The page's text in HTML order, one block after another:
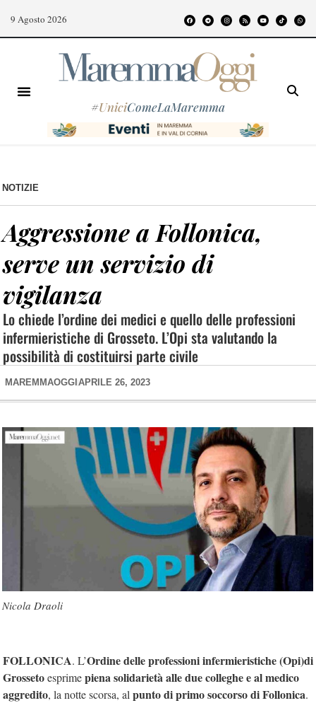
9 Agosto 2026
#UniciComeLaMaremma
NOTIZIE
Aggressione a Follonica,
serve un servizio di
vigilanza
Lo chiede l’ordine dei medici e quello delle professioni
infermieristiche di Grosseto. L’Opi sta valutando la
possibilità di costituirsi parte civile
MAREMMAOGGI APRILE 26, 2023
Nicola Draoli
FOLLONICA. L’Ordine delle professioni infermieristiche (Opi)di
Grossetoesprimepiena solidarietà alle due colleghe e al medico
aggredito, la notte scorsa, al punto di primo soccorso di Follonica.